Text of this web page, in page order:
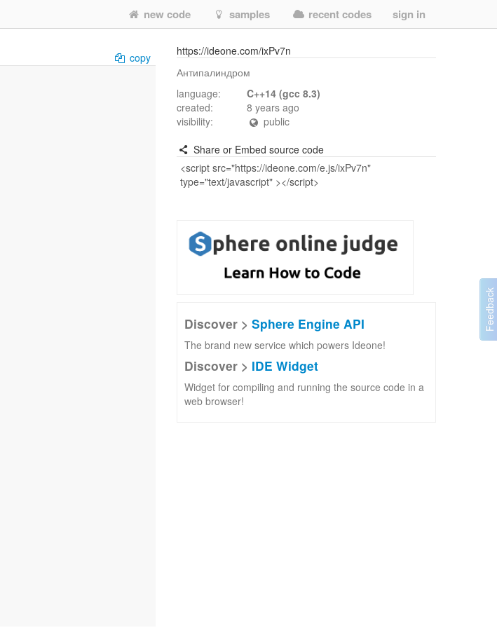
new code samples recent codes sign in
copy
https://ideone.com/ixPv7n
Антипалиндром
language:
C++14 (gcc 8.3)
created:
8 years ago
visibility:
public
Share or Embed source code
Discover > Sphere Engine API
The brand new service which powers Ideone!
Discover > IDE Widget
Widget for compiling and running the source code in a
web browser!